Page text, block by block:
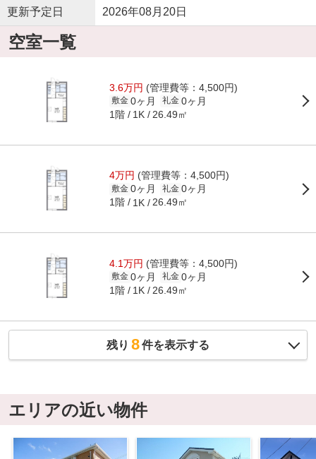
更新予定日 2026年08月20日
空室一覧
3.6万円 (管理費等：4,500円)
敷金 0ヶ月 礼金 0ヶ月
1階 1K 26.49㎡
4万円 (管理費等：4,500円)
敷金 0ヶ月 礼金 0ヶ月
1階 1K 26.49㎡
4.1万円 (管理費等：4,500円)
敷金 0ヶ月 礼金 0ヶ月
1階 1K 26.49㎡
残り 8件を表示する
エリアの近い物件